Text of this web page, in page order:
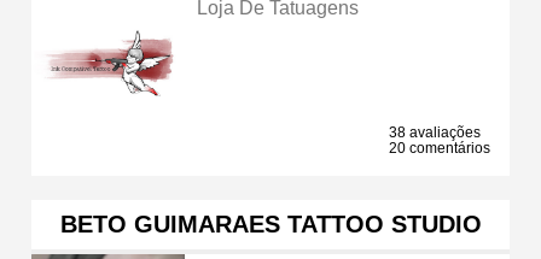
Loja De Tatuagens
38 avaliações
20 comentários
BETO GUIMARAES TATTOO STUDIO